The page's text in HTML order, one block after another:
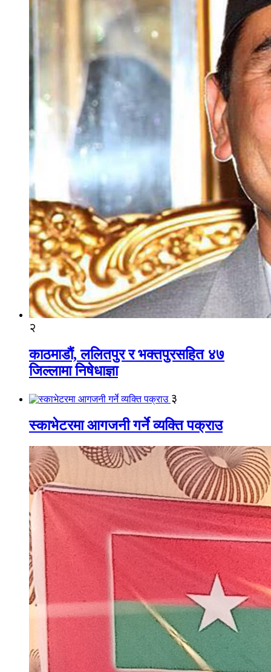
२
काठमाडौं, ललितपुर र भक्तपुरसहित ४७
जिल्लामा निषेधाज्ञा
३
स्काभेटरमा आगजनी गर्ने व्यक्ति पक्राउ